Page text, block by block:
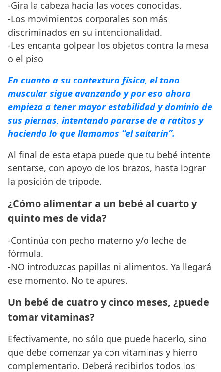
-Gira la cabeza hacia las voces conocidas.
-Los movimientos corporales son más
discriminados en su intencionalidad.
-Les encanta golpear los objetos contra la mesa
o el piso
En cuanto a su contextura física, el tono
muscular sigue avanzando y por eso ahora
empieza a tener mayor estabilidad y dominio de
sus piernas, intentando pararse de a ratitos y
haciendo lo que llamamos “el saltarín”.
Al final de esta etapa puede que tu bebé intente
sentarse, con apoyo de los brazos, hasta lograr
la posición de trípode.
¿Cómo alimentar a un bebé al cuarto y
quinto mes de vida?
-Continúa con pecho materno y/o leche de
fórmula.
-NO introduzcas papillas ni alimentos. Ya llegará
ese momento. No te apures.
Un bebé de cuatro y cinco meses, ¿puede
tomar vitaminas?
Efectivamente, no sólo que puede hacerlo, sino
que debe comenzar ya con vitaminas y hierro
complementario. Deberá recibirlos todos los